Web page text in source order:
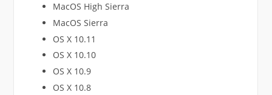
MacOS High Sierra
MacOS Sierra
OS X 10.11
OS X 10.10
OS X 10.9
OS X 10.8